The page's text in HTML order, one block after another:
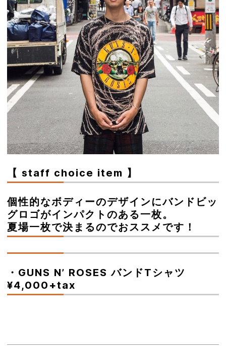
【 staff choice item 】
個性的なボディーのデザインにバンドビッ
グロゴがインパクトのある一枚。
夏場一枚で決まるのでおススメです！
・GUNS N’ ROSES バンドTシャツ
¥4,000+tax